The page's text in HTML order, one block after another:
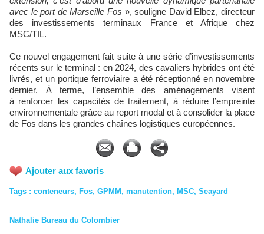
avec le port de Marseille Fos », souligne David Elbez, directeur
des investissements terminaux France et Afrique chez
MSC/TIL.
Ce nouvel engagement fait suite à une série d’investissements
récents sur le terminal : en 2024, des cavaliers hybrides ont été
livrés, et un portique ferroviaire a été réceptionné en novembre
dernier. À terme, l’ensemble des aménagements visent
à renforcer les capacités de traitement, à réduire l’empreinte
environnementale grâce au report modal et à consolider la place
de Fos dans les grandes chaînes logistiques européennes.
Ajouter aux favoris
Tags : conteneurs, Fos, GPMM , manutention, MSC, Seayard
Nathalie Bureau du Colombier